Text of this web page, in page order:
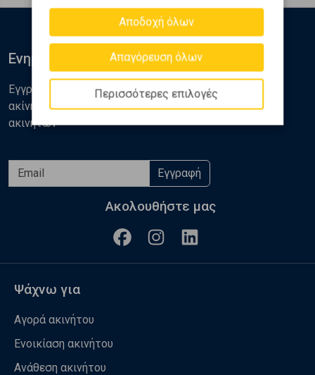
Αποδοχή όλων
Απαγόρευση όλων
Περισσότερες επιλογές
Ενημερωθείτε
Εγγραφείτε στο newsletter της Golden Home για νέα
ακίνητα, αναλύσεις και διάφορα θέματα της αγοράς
ακινήτων
Εγγραφή
Ακολουθήστε μας
Ψάχνω για
Αγορά ακινήτου
Ενοικίαση ακινήτου
Ανάθεση ακινήτου